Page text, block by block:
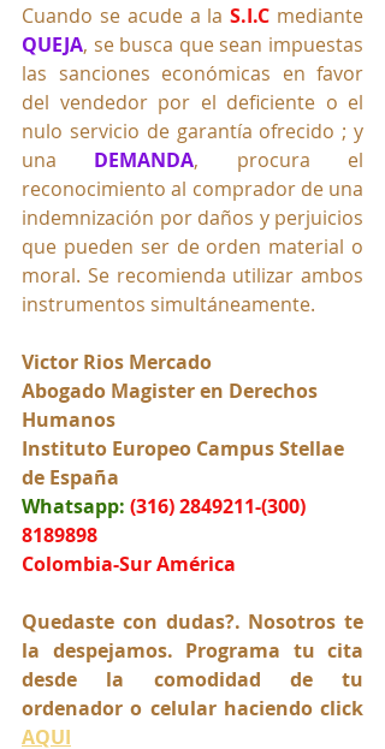
Cuando se acude a la S.I.C
QUEJA, se busca que sean impuestas
las sanciones económicas en favor
del vendedor por el deficiente o el
nulo servicio de garantía ofrecido ; y
una DEMANDA, procura el
reconocimiento al comprador de una
indemnización por daños y perjuicios
que pueden ser de orden material o
moral. Se recomienda utilizar ambos
instrumentos simultáneamente.
Victor Rios Mercado
Abogado Magister en Derechos
Humanos
Instituto Europeo Campus Stellae
de España
Whatsapp: (316) 2849211-(300)
8189898
Colombia-Sur América
Quedaste con dudas?. Nosotros te
la despejamos. Programa tu cita
desde la comodidad de tu
AQUI